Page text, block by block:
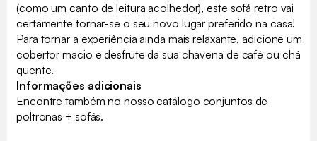
(como um canto de leitura acolhedor), este sofá retro vai
certamente tornar-se o seu novo lugar preferido na casa!
Para tornar a experiência ainda mais relaxante, adicione um
cobertor macio e desfrute da sua chávena de café ou chá
quente.
Informações adicionais
Encontre também no nosso catálogo conjuntos de
poltronas + sofás.